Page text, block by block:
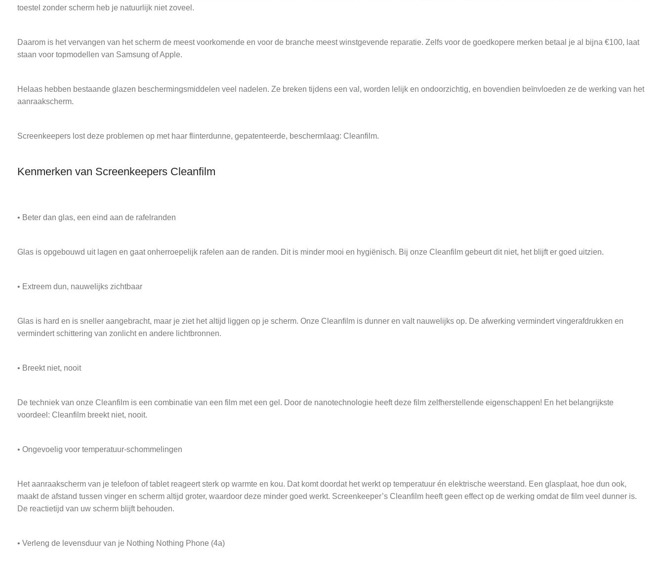
toestel zonder scherm heb je natuurlijk niet zoveel.
Daarom is het vervangen van het scherm de meest voorkomende en voor de branche meest winstgevende reparatie. Zelfs voor de goedkopere merken betaal je al bijna €100, laat
staan voor topmodellen van Samsung of Apple.
Helaas hebben bestaande glazen beschermingsmiddelen veel nadelen. Ze breken tijdens een val, worden lelijk en ondoorzichtig, en bovendien beïnvloeden ze de werking van het
aanraakscherm.
Screenkeepers lost deze problemen op met haar flinterdunne, gepatenteerde, beschermlaag: Cleanfilm.
Kenmerken van Screenkeepers Cleanfilm
• Beter dan glas, een eind aan de rafelranden
Glas is opgebouwd uit lagen en gaat onherroepelijk rafelen aan de randen. Dit is minder mooi en hygiënisch. Bij onze Cleanfilm gebeurt dit niet, het blijft er goed uitzien.
• Extreem dun, nauwelijks zichtbaar
Glas is hard en is sneller aangebracht, maar je ziet het altijd liggen op je scherm. Onze Cleanfilm is dunner en valt nauwelijks op. De afwerking vermindert vingerafdrukken en
vermindert schittering van zonlicht en andere lichtbronnen.
• Breekt niet, nooit
De techniek van onze Cleanfilm is een combinatie van een film met een gel. Door de nanotechnologie heeft deze film zelfherstellende eigenschappen! En het belangrijkste
voordeel: Cleanfilm breekt niet, nooit.
• Ongevoelig voor temperatuur-schommelingen
Het aanraakscherm van je telefoon of tablet reageert sterk op warmte en kou. Dat komt doordat het werkt op temperatuur én elektrische weerstand. Een glasplaat, hoe dun ook,
maakt de afstand tussen vinger en scherm altijd groter, waardoor deze minder goed werkt. Screenkeeper’s Cleanfilm heeft geen effect op de werking omdat de film veel dunner is.
De reactietijd van uw scherm blijft behouden.
• Verleng de levensduur van je Nothing Nothing Phone (4a)